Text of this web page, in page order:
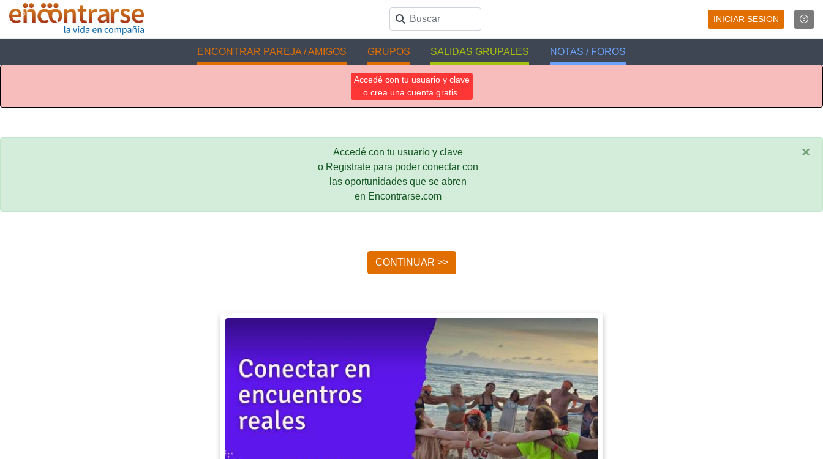
INICIAR SESION
ENCONTRAR PAREJA / AMIGOS GRUPOS SALIDAS GRUPALES NOTAS / FOROS
Accedé con tu usuario y clave
o crea una cuenta gratis.
Accedé con tu usuario y clave
o Registrate para poder conectar con
las oportunidades que se abren
en Encontrarse.com
×
CONTINUAR >>